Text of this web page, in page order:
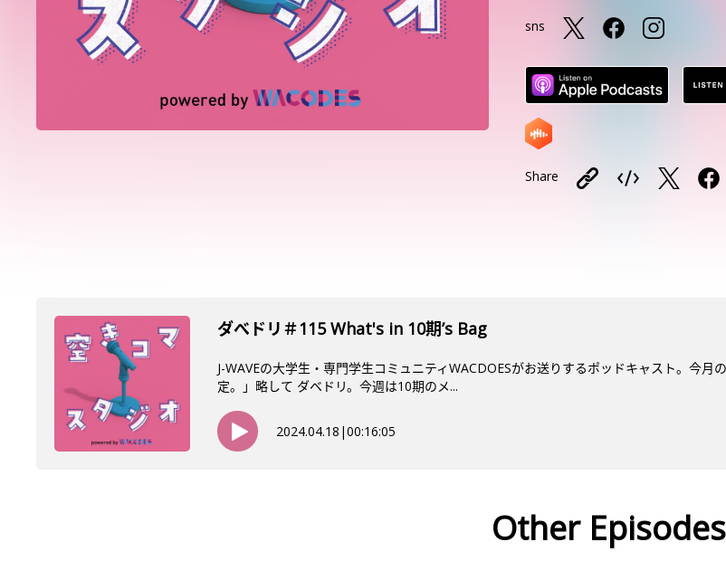
sns
Share
ダべドリ＃115 What's in 10期’s Bag
J-WAVEの大学生・専門学生コミュニティWACDOESがお送りするポッドキャスト。今
定。」略して ダベドリ。今週は10期のメ...
2024.04.18 |00:16:05
Other Episodes